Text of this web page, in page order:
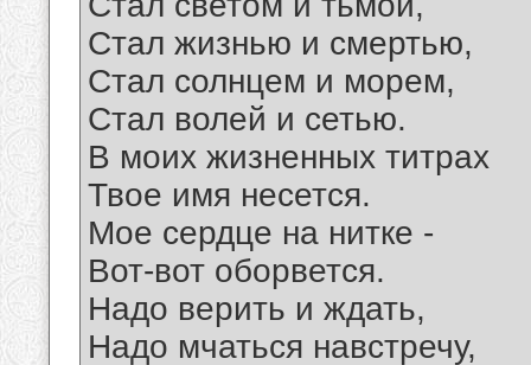
Стал жизнью и смертью,
Стал солнцем и морем,
Стал волей и сетью.
В моих жизненных титрах
Твое имя несется.
Мое сердце на нитке -
Вот-вот оборвется.
Надо верить и ждать,
Надо мчаться навстречу,